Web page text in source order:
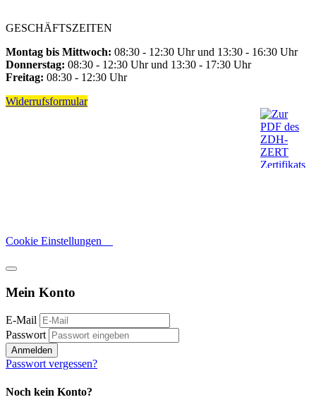
GESCHÄFTSZEITEN
Montag bis Mittwoch: 08:30 - 12:30 Uhr und 13:30 - 16:30 Uhr
Donnerstag: 08:30 - 12:30 Uhr und 13:30 - 17:30 Uhr
Freitag: 08:30 - 12:30 Uhr
Widerrufsformular
Cookie Einstellungen
Mein Konto
E-Mail
Passwort
Anmelden
Passwort vergessen?
Noch kein Konto?